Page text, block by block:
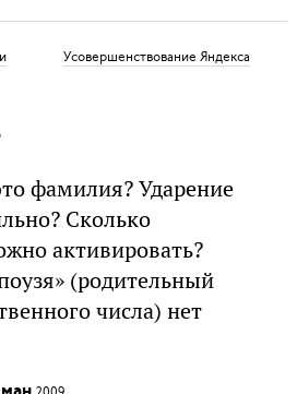
Усовершенствование Яндекса
фамилия? Ударение
Сколько
активировать?
(родительный
числа) нет